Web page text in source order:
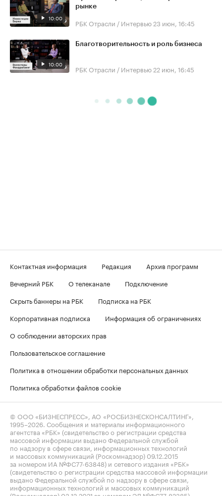
10:00
рынке
РБК Отрасли / Интервью 23 июн, 16:45
10:00
Благотворительность и роль бизнеса
РБК Отрасли / Интервью 22 июн, 16:45
Контактная информация Редакция
Архив программ
Вечерний РБК
О телеканале
Подключение
Скрыть баннеры на РБК
Подписка на РБК
Корпоративная подписка
Информация об ограничениях
О соблюдении авторских прав
Пользовательское соглашение
Политика в отношении обработки персональных данных
Политика обработки файлов cookie
© ООО «БИЗНЕСПРЕСС», АО «РОСБИЗНЕСКОНСАЛТИНГ»,
1995–2026. Сообщения и материалы информационного
агентства «РБК» (свидетельство о регистрации средства
массовой информации выдано Федеральной службой
по надзору в сфере связи, информационных технологий
и массовых коммуникаций (Роскомнадзор) 09.12.2015
за номером ИА №ФС77-63848) и сетевого издания «РБК»
(свидетельство о регистрации средства массовой информации
выдано Федеральной службой по надзору в сфере связи,
информационных технологий и массовых коммуникаций